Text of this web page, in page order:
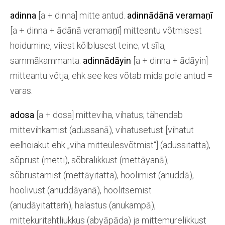
adinna [a + dinna] mitte antud. adinnādānā veramaṇī
[a + dinna + ādānā veramaṇī] mitteantu võtmisest
hoidumine, viiest kõlblusest teine; vt sīla,
sammākammanta. adinnādāyin [a + dinna + ādāyin]
mitteantu võtja, ehk see kes võtab mida pole antud =
varas.
adosa [a + dosa] mitteviha, vihatus; tähendab
mittevihkamist (adussanā), vihatusetust [vihatut
eelhoiakut ehk „viha mitteülesvõtmist“] (adussitatta),
sõprust (metti), sõbralikkust (mettāyanā),
sõbrustamist (mettāyitatta), hoolimist (anuddā),
hoolivust (anuddāyanā), hoolitsemist
(anudāyitattaṁ), halastus (anukampā),
mittekuritahtliukkus (abyāpāda) ja mittemurelikkust